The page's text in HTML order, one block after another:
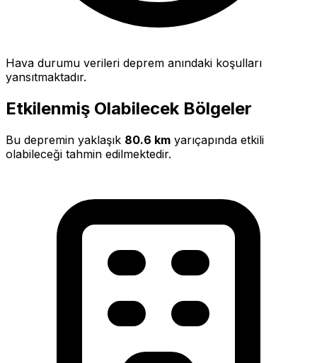
Hava durumu verileri deprem anındaki koşulları
yansıtmaktadır.
Etkilenmiş Olabilecek Bölgeler
Bu depremin yaklaşık 80.6 km yarıçapında etkili
olabileceği tahmin edilmektedir.